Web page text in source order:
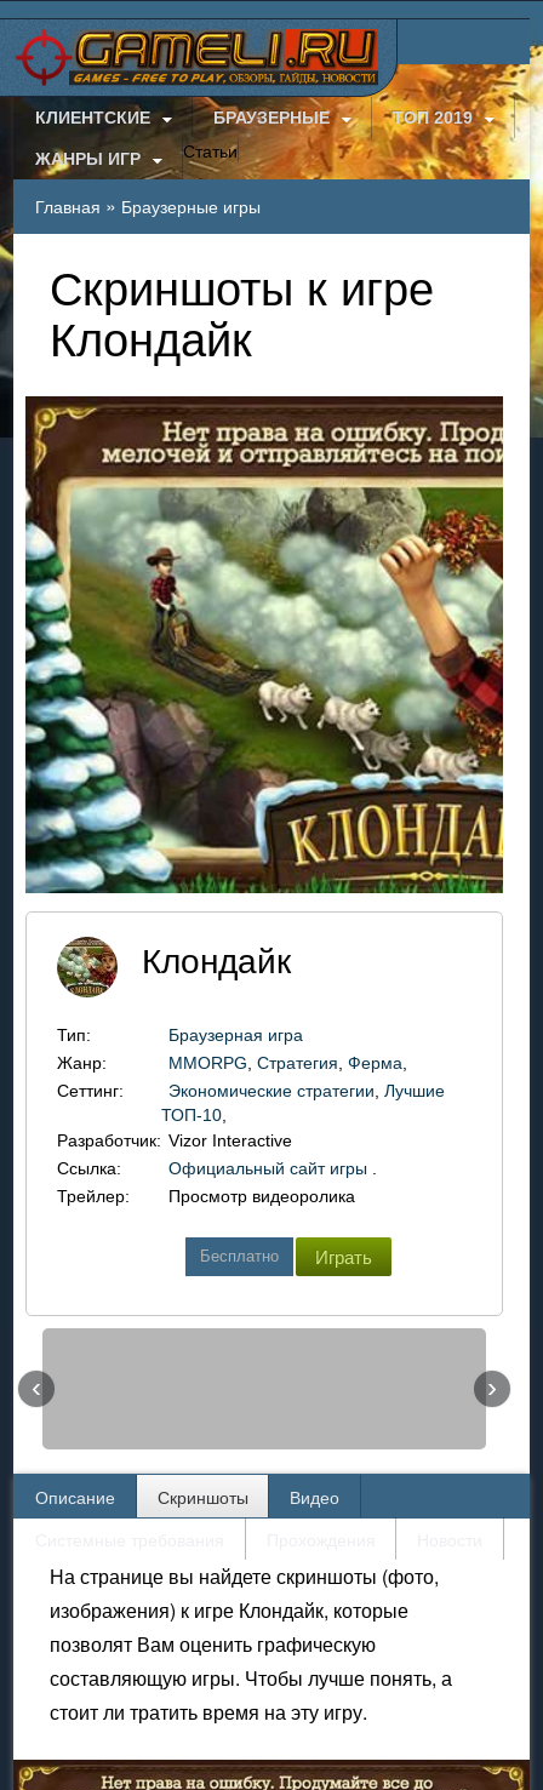
КЛИЕНТСКИЕ БРАУЗЕРНЫЕ ТОП 2019
ЖАНРЫ ИГР Статьи
Главная » Браузерные игры
Скриншоты к игре
Клондайк
Клондайк
Тип:
Браузерная игра
Жанр:
MMORPG,Стратегия,Ферма,
Сеттинг:
Экономические стратегии,Лучшие
ТОП-10,
Разработчик: Vizor Interactive
Ссылка:
Официальный сайт игры .
Трейлер:
Просмотр видеоролика
Бесплатно Играть
‹ ›
Описание Скриншоты
Видео
На странице вы найдете скриншоты (фото,
изображения) к игре Клондайк, которые
позволят Вам оценить графическую
составляющую игры. Чтобы лучше понять, а
стоит ли тратить время на эту игру.